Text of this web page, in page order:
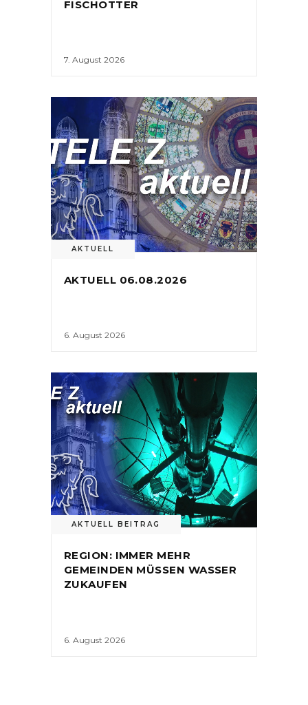
FISCHOTTER
7. August 2026
AKTUELL
AKTUELL 06.08.2026
6. August 2026
AKTUELL BEITRAG
REGION: IMMER MEHR
GEMEINDEN MÜSSEN WASSER
ZUKAUFEN
6. August 2026